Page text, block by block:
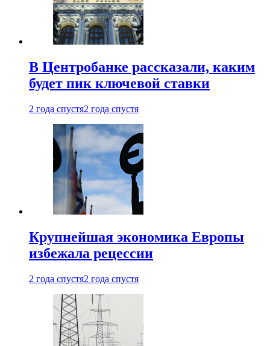
В Центробанке рассказали, каким
будет пик ключевой ставки
2 года спустя2 года спустя
Крупнейшая экономика Европы
избежала рецессии
2 года спустя2 года спустя